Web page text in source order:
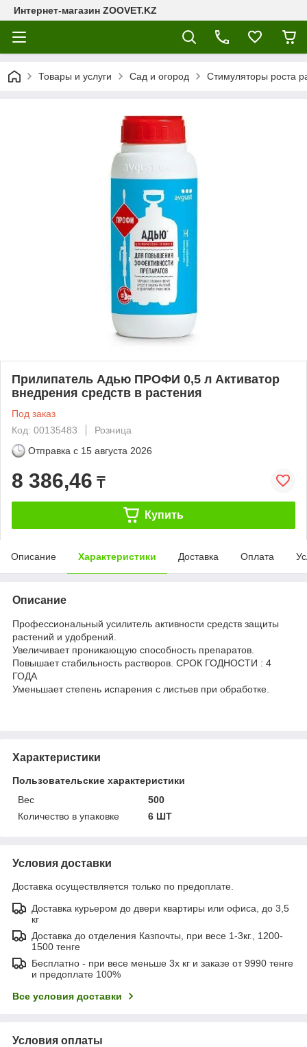
Интернет-магазин ZOOVET.KZ
Товары и услуги Сад и огород Стимуляторы роста
Прилипатель Адью ПРОФИ 0,5 л Активатор
внедрения средств в растения
Под заказ
Код: 00135483
Розница
Отправка с 15 августа 2026
8 386,46 ₸
Купить
Описание Характеристики Доставка Оплата
Описание
Профессиональный усилитель активности средств защиты
растений и удобрений.
Увеличивает проникающую способность препаратов.
Повышает стабильность растворов. СРОК ГОДНОСТИ : 4
ГОДА
Уменьшает степень испарения с листьев при обработке.
Характеристики
Пользовательские характеристики
Вес
500
Количество в упаковке
6 ШТ
Условия доставки
Доставка осуществляется только по предоплате.
Доставка курьером до двери квартиры или офиса, до 3,5
кг
Доставка до отделения Казпочты, при весе 1-3кг., 1200-
1500 тенге
Бесплатно - при весе меньше 3х кг и заказе от 9990 тенге
и предоплате 100%
Все условия доставки
Условия оплаты